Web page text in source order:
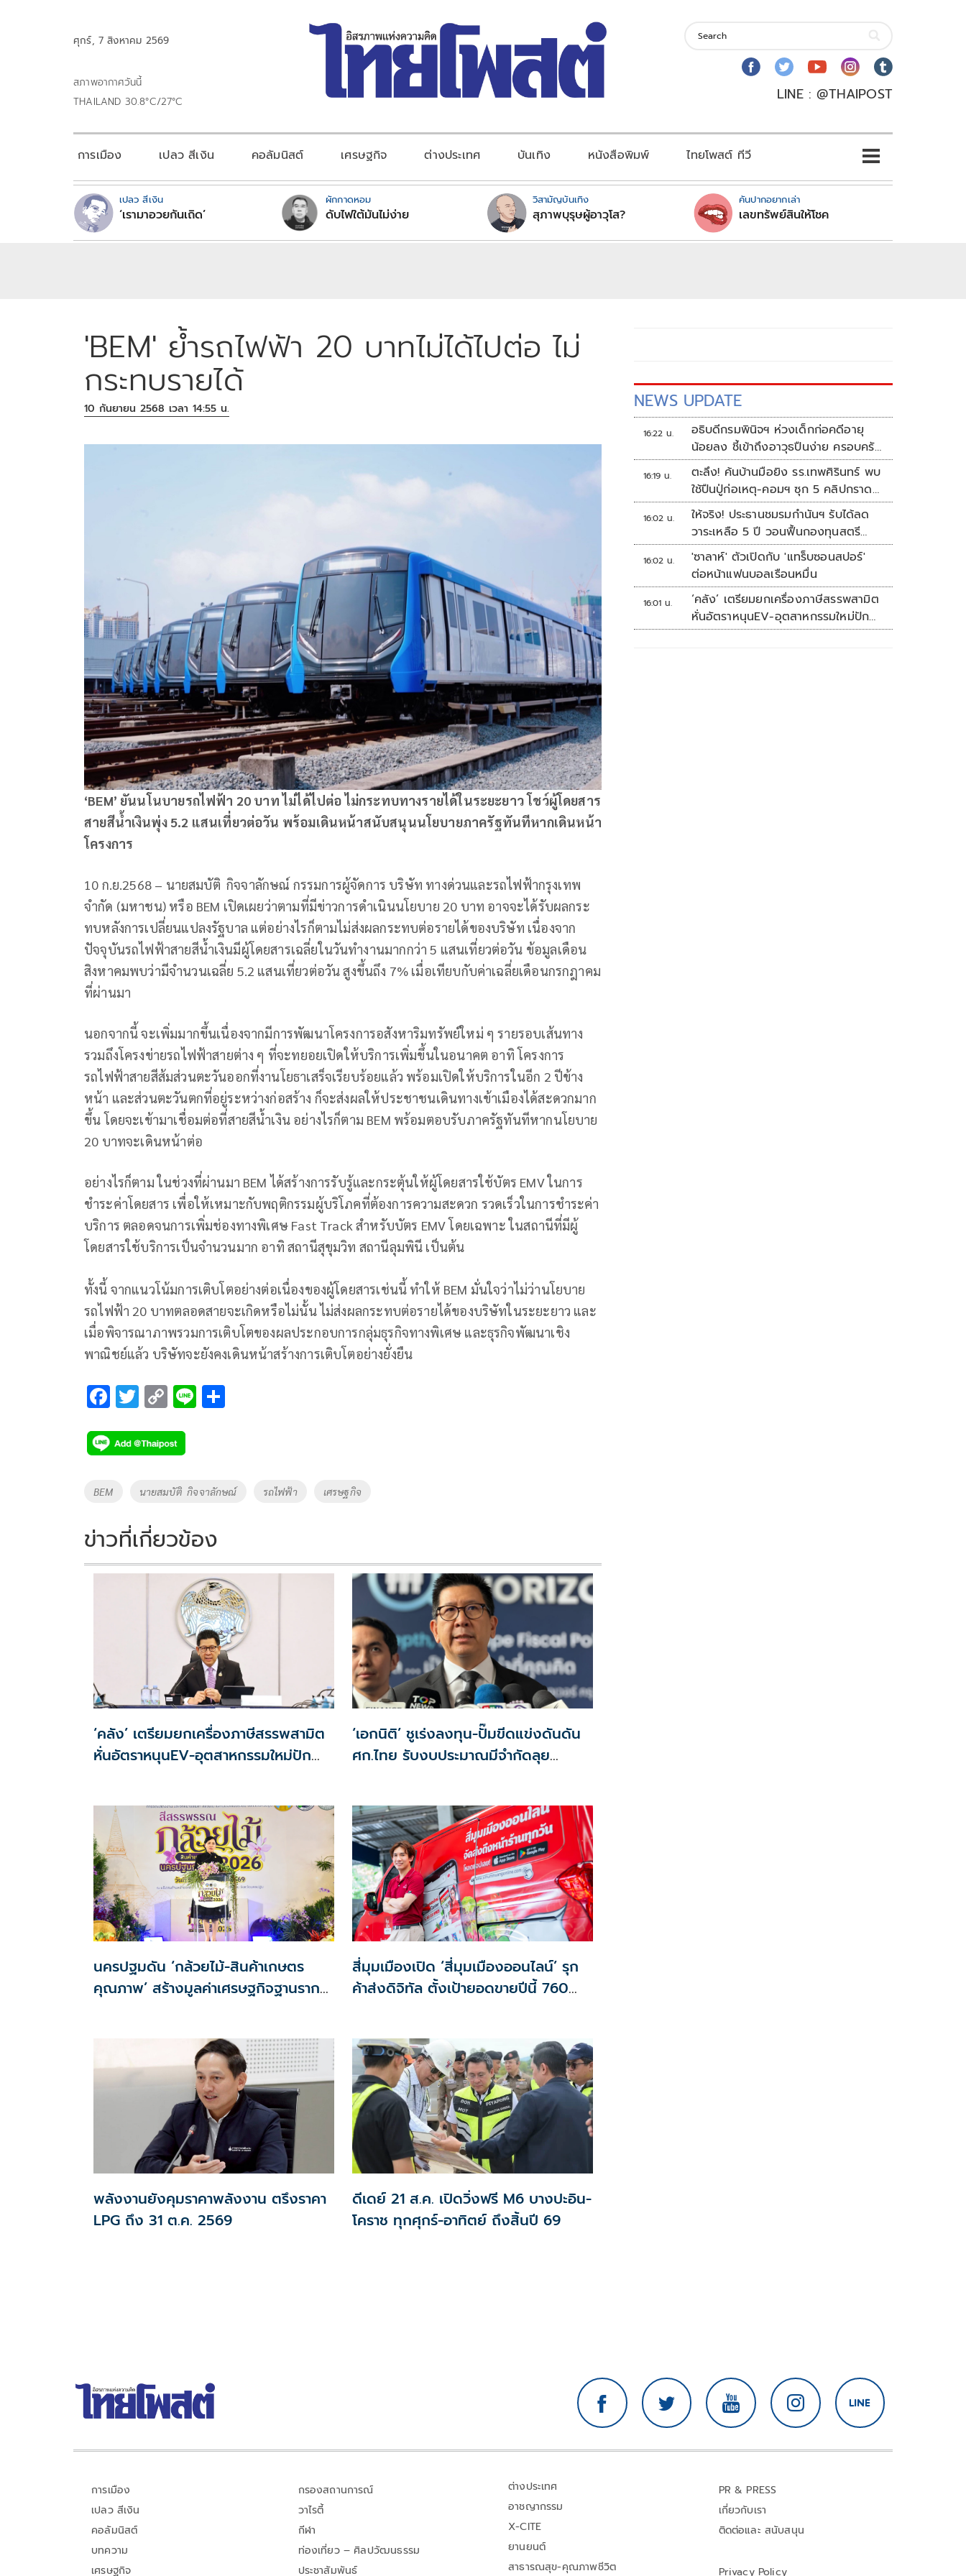
ศุกร์, 7 สิงหาคม 2569
สภาพอากาศวันนี้
THAILAND 30.8°C/27°C
LINE : @THAIPOST
การเมือง เปลว สีเงิน คอลัมนิสต์ เศรษฐกิจ ต่างประเทศ บันเทิง หนังสือพิมพ์ ไทยโพสต์ ทีวี
เปลว สีเงิน
‘เรามาอวยกันเถิด’
ผักกาดหอม
ดับไฟใต้มันไม่ง่าย
วิสามัญบันเทิง
สุภาพบุรุษผู้อาวุโส?
คันปากอยากเล่า
เลขทรัพย์สินให้โชค
'BEM' ย้ำรถไฟฟ้า 20 บาทไม่ได้ไปต่อ ไม่
กระทบรายได้
10 กันยายน 2568 เวลา 14:55 น.
‘BEM’ ยันนโนบายรถไฟฟ้า 20 บาท ไม่ได้ไปต่อ ไม่กระทบทางรายได้ในระยะยาว โชว์ผู้โดยสาร
สายสีน้ำเงินพุ่ง 5.2 แสนเที่ยวต่อวัน พร้อมเดินหน้าสนับสนุนนโยบายภาครัฐทันทีหากเดินหน้า
โครงการ
10 ก.ย.2568 – นายสมบัติ กิจจาลักษณ์ กรรมการผู้จัดการ บริษัท ทางด่วนและรถไฟฟ้ากรุงเทพ
จำกัด (มหาชน) หรือ BEM เปิดเผยว่าตามที่มีข่าวการดำเนินนโยบาย 20 บาท อาจจะได้รับผลกระ
ทบหลังการเปลี่ยนแปลงรัฐบาล แต่อย่างไรก็ตามไม่ส่งผลกระทบต่อรายได้ของบริษัท เนื่องจาก
ปัจจุบันรถไฟฟ้าสายสีน้ำเงินมีผู้โดยสารเฉลี่ยในวันทำงานมากกว่า 5 แสนเที่ยวต่อวัน ข้อมูลเดือน
สิงหาคมพบว่ามีจำนวนเฉลี่ย 5.2 แสนเที่ยวต่อวัน สูงขึ้นถึง 7% เมื่อเทียบกับค่าเฉลี่ยเดือนกรกฎาคม
ที่ผ่านมา
นอกจากนี้ จะเพิ่มมากขึ้นเนื่องจากมีการพัฒนาโครงการอสังหาริมทรัพย์ใหม่ ๆ รายรอบเส้นทาง
รวมถึงโครงข่ายรถไฟฟ้าสายต่าง ๆ ที่จะทยอยเปิดให้บริการเพิ่มขึ้นในอนาคต อาทิ โครงการ
รถไฟฟ้าสายสีส้มส่วนตะวันออกที่งานโยธาเสร็จเรียบร้อยแล้ว พร้อมเปิดให้บริการในอีก 2 ปีข้าง
หน้า และส่วนตะวันตกที่อยู่ระหว่างก่อสร้าง ก็จะส่งผลให้ประชาชนเดินทางเข้าเมืองได้สะดวกมาก
ขึ้น โดยจะเข้ามาเชื่อมต่อที่สายสีน้ำเงิน อย่างไรก็ตาม BEM พร้อมตอบรับภาครัฐทันทีหากนโยบาย
20 บาทจะเดินหน้าต่อ
อย่างไรก็ตาม ในช่วงที่ผ่านมา BEM ได้สร้างการรับรู้และกระตุ้นให้ผู้โดยสารใช้บัตร EMV ในการ
ชำระค่าโดยสาร เพื่อให้เหมาะกับพฤติกรรมผู้บริโภคที่ต้องการความสะดวก รวดเร็วในการชำระค่า
บริการ ตลอดจนการเพิ่มช่องทางพิเศษ Fast Track สำหรับบัตร EMV โดยเฉพาะ ในสถานีที่มีผู้
โดยสารใช้บริการเป็นจำนวนมาก อาทิ สถานีสุขุมวิท สถานีลุมพินี เป็นต้น
ทั้งนี้ จากแนวโน้มการเติบโตอย่างต่อเนื่องของผู้โดยสารเช่นนี้ ทำให้ BEM มั่นใจว่าไม่ว่านโยบาย
รถไฟฟ้า 20 บาทตลอดสายจะเกิดหรือไม่นั้น ไม่ส่งผลกระทบต่อรายได้ของบริษัทในระยะยาว และ
เมื่อพิจารณาภาพรวมการเติบโตของผลประกอบการกลุ่มธุรกิจทางพิเศษ และธุรกิจพัฒนาเชิง
พาณิชย์แล้ว บริษัทจะยังคงเดินหน้าสร้างการเติบโตอย่างยั่งยืน
F
e
b
o
k
T
tt
er
C
p
y
Li
k
Li
Tags
BEM นายสมบัติ กิจจาลักษณ์ รถไฟฟ้า เศรษฐกิจ
ข่าวที่เกี่ยวข้อง
‘คลัง’ เตรียมยกเครื่องภาษีสรรพสามิต
หั่นอัตราหนุนEV-อุตสาหกรรมใหม่ปัก
‘เอกนิติ’ ชูเร่งลงทุน-ปั๊มขีดแข่งดันดัน
ศก.ไทย รับงบประมาณมีจำกัดลุย
นครปฐมดัน ‘กล้วยไม้-สินค้าเกษตร
คุณภาพ’ สร้างมูลค่าเศรษฐกิจฐานราก
สี่มุมเมืองเปิด ‘สี่มุมเมืองออนไลน์’ รุก
ค้าส่งดิจิทัล ตั้งเป้ายอดขายปีนี้ 760
พลังงานยังคุมราคาพลังงาน ตรึงราคา
LPG ถึง 31 ต.ค. 2569
ดีเดย์ 21 ส.ค. เปิดวิ่งฟรี M6 บางปะอิน-
โคราช ทุกศุกร์-อาทิตย์ ถึงสิ้นปี 69
NEWS UPDATE
16:22 น.
อธิบดีกรมพินิจฯ ห่วงเด็กก่อคดีอายุ
น้อยลง ชี้เข้าถึงอาวุธปืนง่าย ครอบครัว
แตกแยกเป็นชนวนสำคัญ
16:19 น.
ตะลึง! ค้นบ้านมือยิง รร.เทพศิรินทร์ พบ
ใช้ปืนปู่ก่อเหตุ-คอมฯ ซุก 5 คลิปกราด
ยิง
16:02 น.
ให้จริง! ประธานชมรมกำนันฯ รับได้ลด
วาระเหลือ 5 ปี วอนฟื้นกองทุนสตรี
อำเภอละล้าน
16:02 น.
'ซาลาห์' ตัวเปิดกับ 'แทร็บซอนสปอร์'
ต่อหน้าแฟนบอลเรือนหมื่น
16:01 น.
‘คลัง’ เตรียมยกเครื่องภาษีสรรพสามิต
หั่นอัตราหนุนEV-อุตสาหกรรมใหม่ปัก
หมุดไทย
การเมือง
เปลว สีเงิน
คอลัมนิสต์
บทความ
เศรษฐกิจ
กรองสถานการณ์
วาไรตี้
กีฬา
ท่องเที่ยว – ศิลปวัฒนธรรม
ประชาสัมพันธ์
ต่างประเทศ
อาชญากรรม
X-CITE
ยานยนต์
สาธารณสุข-คุณภาพชีวิต
PR & PRESS
เกี่ยวกับเรา
ติดต่อและ สนับสนุน
Privacy Policy